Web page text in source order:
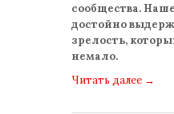
сообщества.
достойно
зрелость,
немало.
Читать далее →